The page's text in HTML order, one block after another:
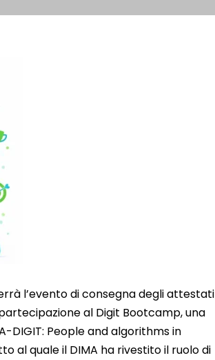
l’evento di consegna degli attestati
al Digit Bootcamp, una
DIGIT: People and algorithms in
al quale il DIMA ha rivestito il ruolo di